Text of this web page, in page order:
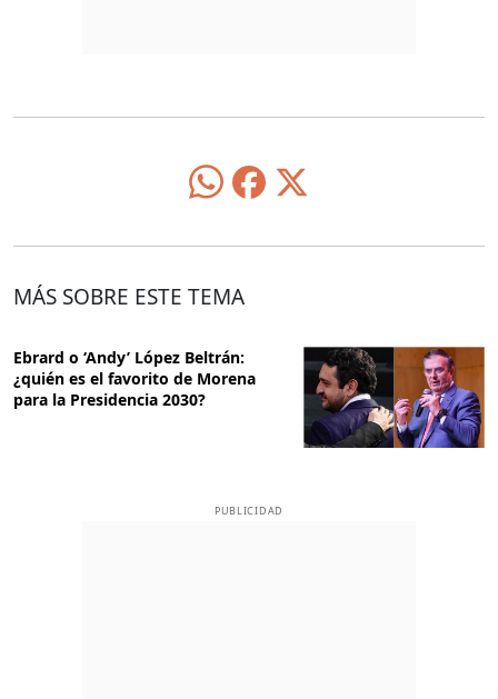
MÁS SOBRE ESTE TEMA
Ebrard o ‘Andy’ López Beltrán:
¿quién es el favorito de Morena
para la Presidencia 2030?
PUBLICIDAD